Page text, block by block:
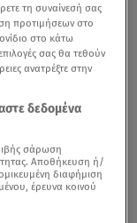
του 66ου
Όπως είναι
τη συναίνεσή σας
προτιμήσεων στο
στο κάτω
σας θα τεθούν
ανατρέξτε στην
δεδομένα
σάρωση
Αποθήκευση ή/
διαφήμιση
έρευνα κοινού